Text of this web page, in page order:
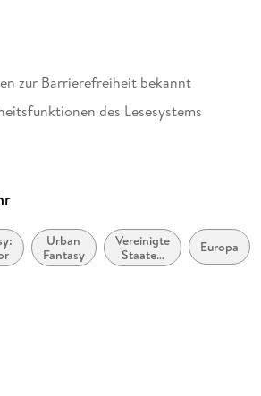
Fall, 03
zur Barrierefreiheit bekannt
des Lesesystems
werden
Urban
Fantasy
Vereinigte
Staaten
von
Europa